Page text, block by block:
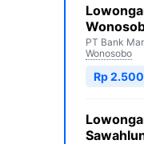
PT Bank
Wonosobo
Rp